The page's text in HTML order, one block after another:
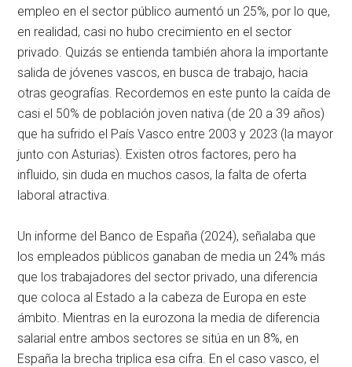
empleo en el sector público aumentó un 25%, por lo que,
en realidad, casi no hubo crecimiento en el sector
privado. Quizás se entienda también ahora la importante
salida de jóvenes vascos, en busca de trabajo, hacia
otras geografías. Recordemos en este punto la caída de
casi el 50% de población joven nativa (de 20 a 39 años)
que ha sufrido el País Vasco entre 2003 y 2023 (la mayor
junto con Asturias). Existen otros factores, pero ha
influido, sin duda en muchos casos, la falta de oferta
laboral atractiva.
Un informe del Banco de España (2024), señalaba que
los empleados públicos ganaban de media un 24% más
que los trabajadores del sector privado, una diferencia
que coloca al Estado a la cabeza de Europa en este
ámbito. Mientras en la eurozona la media de diferencia
salarial entre ambos sectores se sitúa en un 8%, en
España la brecha triplica esa cifra. En el caso vasco, el